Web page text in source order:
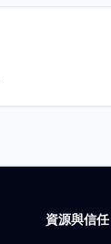
資源與信任